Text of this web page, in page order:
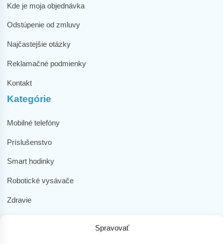
Spravovať
Kde je moja objednávka
Odstúpenie od zmluvy
Najčastejšie otázky
Reklamačné podmienky
Kontakt
Kategórie
Mobilné telefóny
Príslušenstvo
Smart hodinky
Robotické vysávače
Zdravie